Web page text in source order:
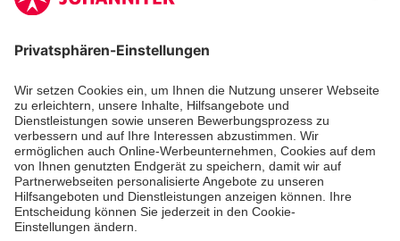
Erste-Hilfe-Kurse
Jobs
Ehrenamt
Freiwilligendienst
Johanniter-Jugend